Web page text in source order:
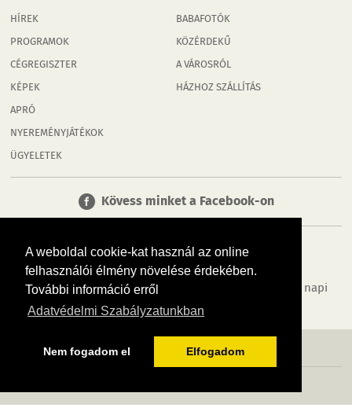
A weboldal cookie-kat használ az online
felhasználói élmény növelése érdekében.
További információ erről
Adatvédelmi Szabályzatunkban
Nem fogadom el Elfogadom
HÍREK
PROGRAMOK
CÉGREGISZTER
KÉPEK
APRÓ
NYEREMÉNYJÁTÉKOK
ÜGYELETEK
BABAFOTÓK
KÖZÉRDEKŰ
A VÁROSRÓL
HÁZHOZ SZÁLLÍTÁS
Kövess minket a Facebook-on
Tudj meg többet városodról! Hírek, programok, képek, napi
menü, cégek…. és minden, ami Tatabánya
MÉDIAAJÁNLÓ ADATVÉDELEM IMPRESSZUM RÓLUNK